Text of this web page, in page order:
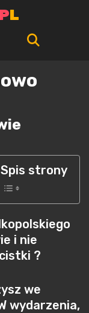
PL
Spis strony
i nie
?
we
wydarzenia,